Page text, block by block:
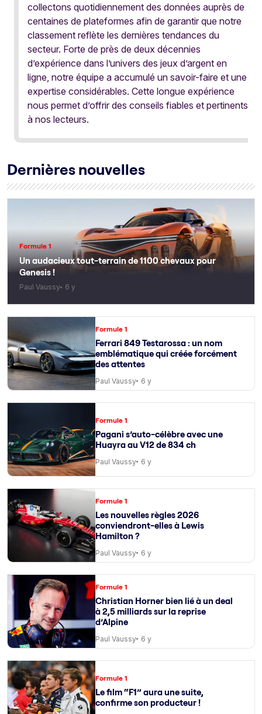
collectons quotidiennement des données auprès de
centaines de plateformes afin de garantir que notre
classement reflète les dernières tendances du
secteur. Forte de près de deux décennies
d’expérience dans l’univers des jeux d’argent en
ligne, notre équipe a accumulé un savoir-faire et une
expertise considérables. Cette longue expérience
nous permet d’offrir des conseils fiables et pertinents
à nos lecteurs.
Dernières nouvelles
Formule 1
Un audacieux tout-terrain de 1100 chevaux pour
Genesis !
Paul Vaussy 6 y
Formule 1
Ferrari 849 Testarossa : un nom
emblématique qui créée forcément
des attentes
Paul Vaussy 6 y
Formule 1
Pagani s’auto-célèbre avec une
Huayra au V12 de 834 ch
Paul Vaussy 6 y
Formule 1
Les nouvelles règles 2026
conviendront-elles à Lewis
Hamilton ?
Paul Vaussy 6 y
Formule 1
Christian Horner bien lié à un deal
à 2,5 milliards sur la reprise
d’Alpine
Paul Vaussy 6 y
Formule 1
Le film “F1” aura une suite,
confirme son producteur !